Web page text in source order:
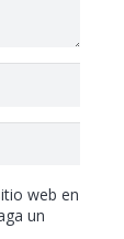
web en
un